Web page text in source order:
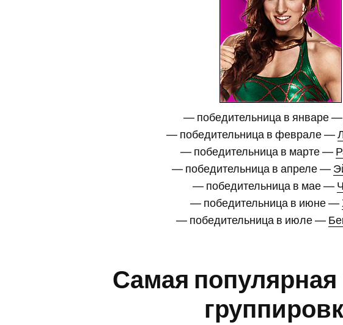
— победительница в январе —
— победительница в феврале —
— победительница в марте —
— победительница в апреле —
— победительница в мае —
— победительница в июне —
— победительница в июле —
Самая популярная